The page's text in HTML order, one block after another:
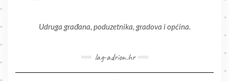
Udruga građana, poduzetnika, gradova i općina.
lag-adrion.hr